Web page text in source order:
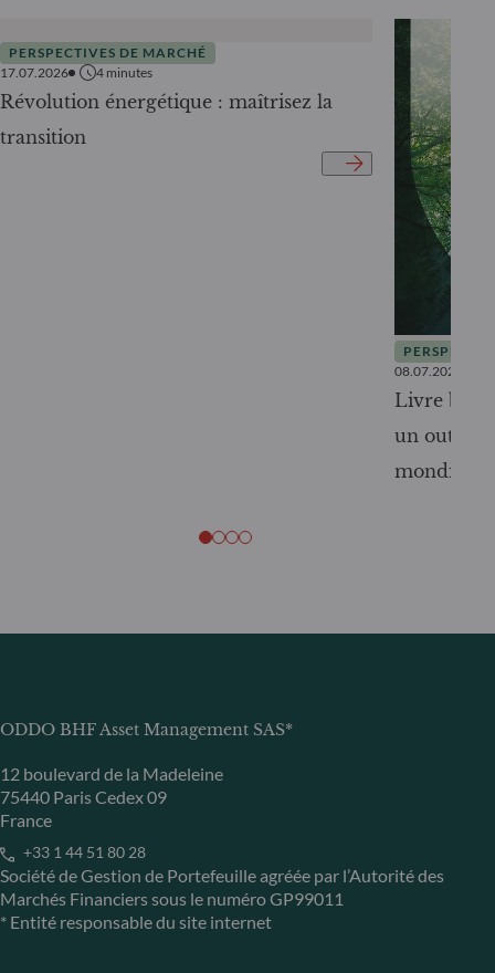
PERSPECTIVES DE MARCHÉ
17.07.2026
4 minutes
Révolution énergétique : maîtrisez la
transition
08.07.2026
Livre
un outil
mondiale
ODDO BHF Asset Management SAS*
12 boulevard de la Madeleine
75440 Paris Cedex 09
France
+33 1 44 51 80 28
Société de Gestion de Portefeuille agréée par l’Autorité des
Marchés Financiers sous le numéro GP99011
* Entité responsable du site internet